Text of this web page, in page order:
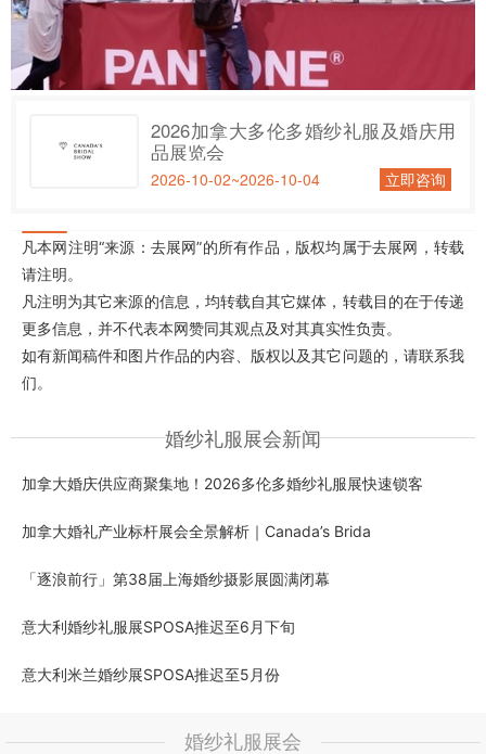
2026加拿大多伦多婚纱礼服及婚庆用
品展览会
2026-10-02~2026-10-04 立即咨询
凡本网注明“来源：去展网”的所有作品，版权均属于去展网，转载
请注明。
凡注明为其它来源的信息，均转载自其它媒体，转载目的在于传递
更多信息，并不代表本网赞同其观点及对其真实性负责。
如有新闻稿件和图片作品的内容、版权以及其它问题的，请联系我
们。
婚纱礼服展会新闻
加拿大婚庆供应商聚集地！2026多伦多婚纱礼服展快速锁客
加拿大婚礼产业标杆展会全景解析｜Canada’s Brida
「逐浪前行」第38届上海婚纱摄影展圆满闭幕
意大利婚纱礼服展SPOSA推迟至6月下旬
意大利米兰婚纱展SPOSA推迟至5月份
婚纱礼服展会